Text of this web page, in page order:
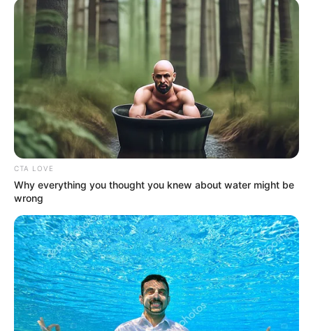
A 300 hektár föld ára 1 milliárd forint lehetett.
MUTATJUK A RÉSZLETEKET! A romok valamint a
veszélyes hulladék elszállításával és luxus anyagok
beépítésével kalkulálva minimum 1,5 millió, de
inkább 2 millió forintba kerülhetett az építkezés
négyzetméterenként. De épült ott még mélygarázs,
gyerekmedence, kerítés, napelempark.
CTA LOVE
Why everything you thought you knew about water might be
wrong